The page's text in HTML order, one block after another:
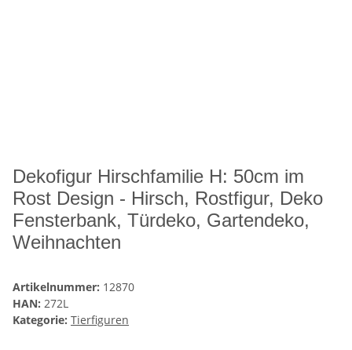
Dekofigur Hirschfamilie H: 50cm im
Rost Design - Hirsch, Rostfigur, Deko
Fensterbank, Türdeko, Gartendeko,
Weihnachten
Artikelnummer: 12870
HAN: 272L
Kategorie: Tierfiguren